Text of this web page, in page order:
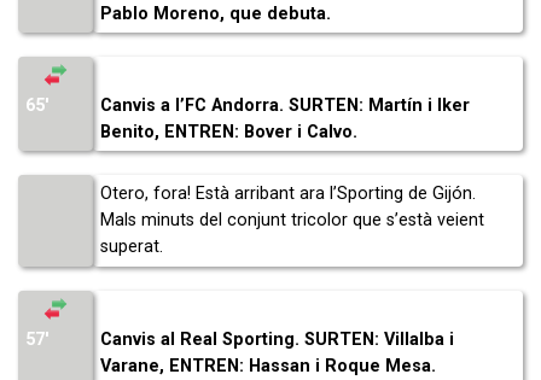
Pablo Moreno, que debuta.
65′
Canvis a l’FC Andorra. SURTEN: Martín i Iker
Benito, ENTREN: Bover i Calvo.
Otero, fora! Està arribant ara l’Sporting de Gijón.
Mals minuts del conjunt tricolor que s’està veient
superat.
57′
Canvis al Real Sporting. SURTEN: Villalba i
Varane, ENTREN: Hassan i Roque Mesa.